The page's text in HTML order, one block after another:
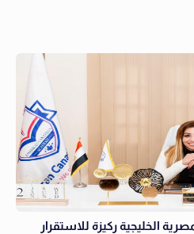
الخليجية ركيزة للاستقرار